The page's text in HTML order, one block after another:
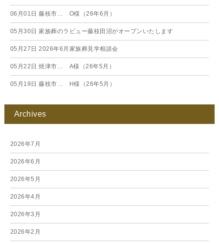
06月01日 藤枝市… O様（26年6月）
05月30日 家族葬のラビュー藤枝田沼がオープンいたします
05月27日 2026年6月家族葬見学相談会
05月22日 焼津市… A様（26年5月）
05月19日 藤枝市… H様（26年5月）
Archives
2026年7月
2026年6月
2026年5月
2026年4月
2026年3月
2026年2月